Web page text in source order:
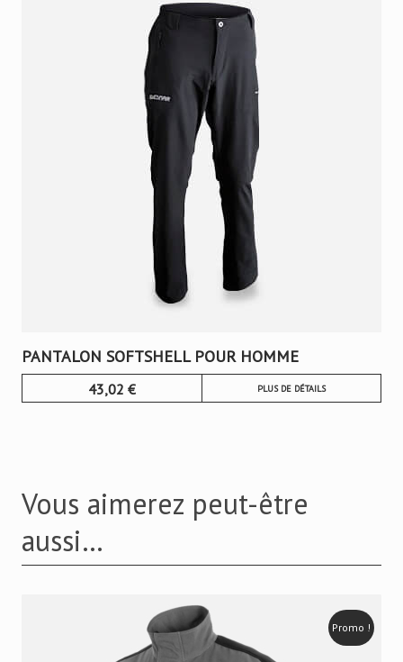
PANTALON SOFTSHELL POUR HOMME
43,02 € PLUS DE DÉTAILS
Vous aimerez peut-être
aussi…
Promo !